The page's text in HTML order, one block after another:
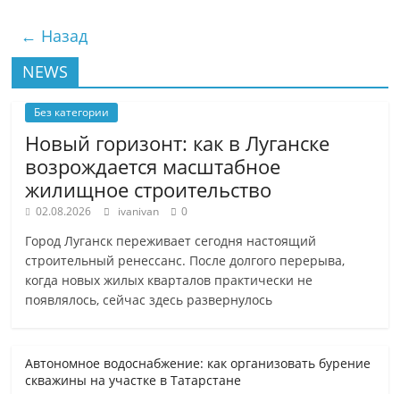
← Назад
NEWS
Без категории
Новый горизонт: как в Луганске
возрождается масштабное
жилищное строительство
02.08.2026 ivanivan 0
Город Луганск переживает сегодня настоящий
строительный ренессанс. После долгого перерыва,
когда новых жилых кварталов практически не
появлялось, сейчас здесь развернулось
Автономное водоснабжение: как организовать бурение
скважины на участке в Татарстане